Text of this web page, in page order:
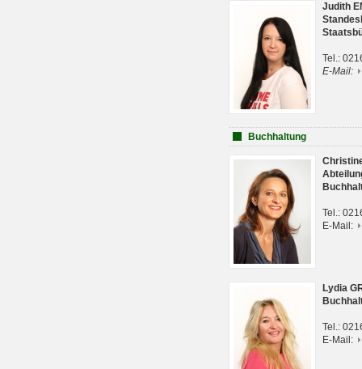
Judith
Tel.:
E-Mail:
Buchhaltung
Tel.:
E-Mail:
Lydia
Tel.:
E-Mail: